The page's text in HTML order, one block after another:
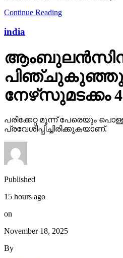
Continue Reading
india
ആംബുലന്‍സിന്
നേഴ്‌സുമടക്കം
പരിക്കേറ്റ മൂന്ന് പേരെയും
പ്രവേശിപ്പിച്ചിരിക്കുകയാണ്.
Published
15 hours ago
on
November 18, 2025
By